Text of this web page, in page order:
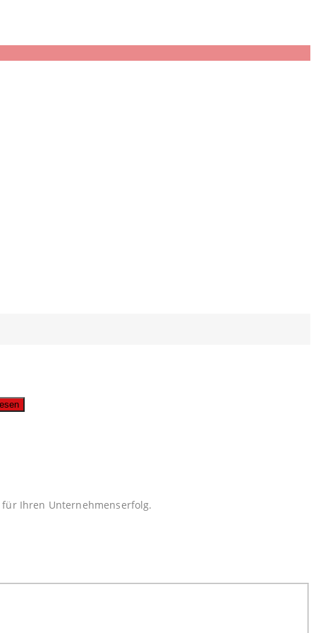
Ihren Unternehmenserfolg.
lesen